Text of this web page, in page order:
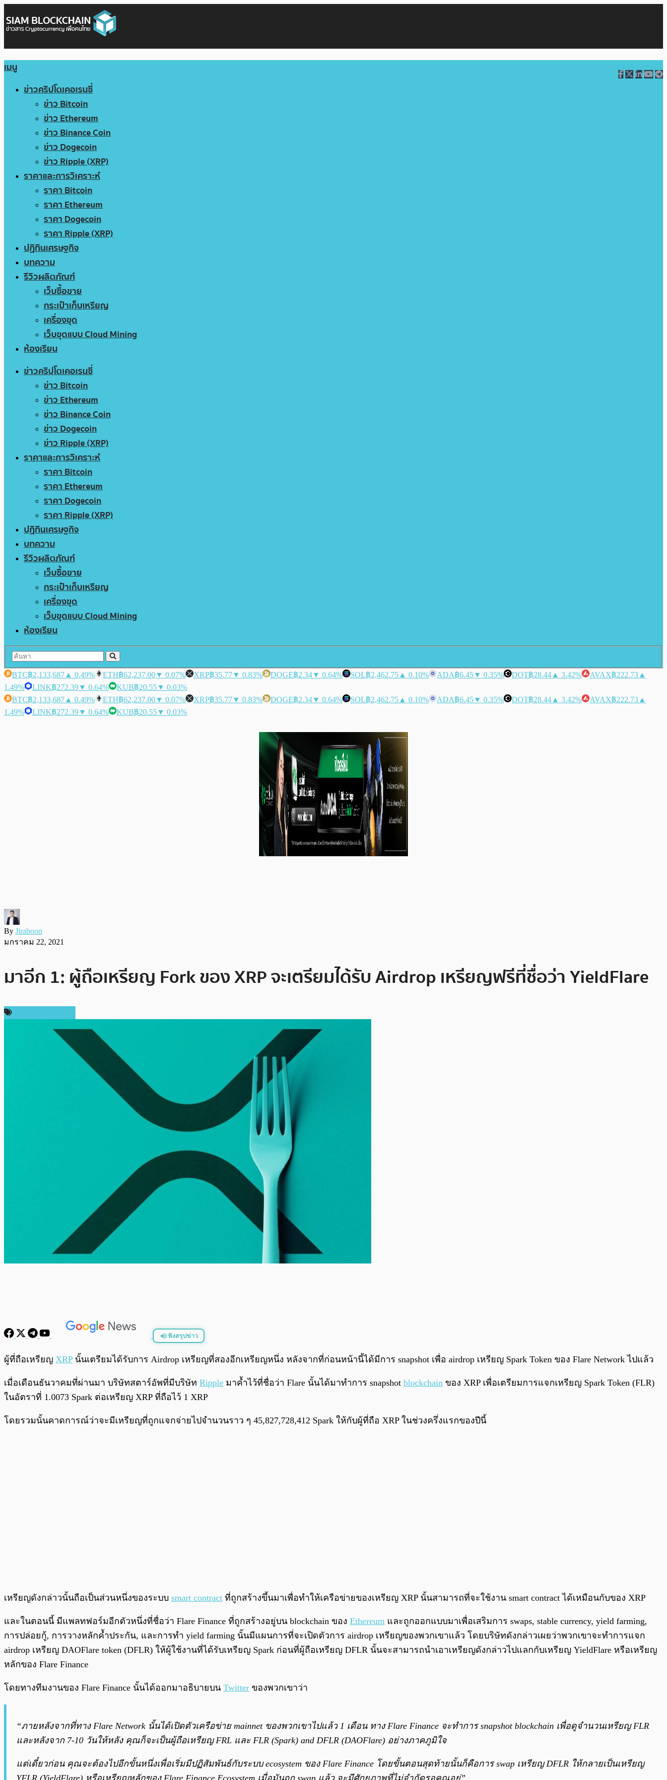
เมนู
ข่าวคริปโตเคอเรนซี่
ข่าว Bitcoin
ข่าว Ethereum
ข่าว Binance Coin
ข่าว Dogecoin
ข่าว Ripple (XRP)
ราคาและการวิเคราะห์
ราคา Bitcoin
ราคา Ethereum
ราคา Dogecoin
ราคา Ripple (XRP)
ปฏิทินเศรษฐกิจ
บทความ
รีวิวผลิตภัณฑ์
เว็บซื้อขาย
กระเป๋าเก็บเหรียญ
เครื่องขุด
เว็บขุดแบบ Cloud Mining
ห้องเรียน
ข่าวคริปโตเคอเรนซี่
ข่าว Bitcoin
ข่าว Ethereum
ข่าว Binance Coin
ข่าว Dogecoin
ข่าว Ripple (XRP)
ราคาและการวิเคราะห์
ราคา Bitcoin
ราคา Ethereum
ราคา Dogecoin
ราคา Ripple (XRP)
ปฏิทินเศรษฐกิจ
บทความ
รีวิวผลิตภัณฑ์
เว็บซื้อขาย
กระเป๋าเก็บเหรียญ
เครื่องขุด
เว็บขุดแบบ Cloud Mining
ห้องเรียน
BTC฿2,133,687 ▲ 0.49% ETH฿62,237.00▼ 0.07% XRP฿35.77▼ 0.83% DOGE฿2.34▼ 0.64% SOL฿2,462.75 ▲ 0.10% ADA฿6.45▼ 0.35% DOT฿28.44 ▲ 3.42% AVAX฿222.73 ▲
1.49%
LINK฿272.39▼ 0.64% KUB฿20.55▼ 0.03%
BTC฿2,133,687 ▲ 0.49% ETH฿62,237.00▼ 0.07% XRP฿35.77▼ 0.83% DOGE฿2.34▼ 0.64% SOL฿2,462.75 ▲ 0.10% ADA฿6.45▼ 0.35% DOT฿28.44 ▲ 3.42% AVAX฿222.73 ▲
1.49%
LINK฿272.39▼ 0.64% KUB฿20.55▼ 0.03%
By Jiraboon
มกราคม 22, 2021
มาอีก 1: ผู้ถือเหรียญ Fork ของ XRP จะเตรียมได้รับ Airdrop เหรียญฟรีที่ชื่อว่า YieldFlare
ฟังสรุปข่าว
พร้อมเล่น 0:00 0:00
ผู้ที่ถือเหรียญ XRPนั้นเตรียมได้รับการ Airdrop เหรียญที่สองอีกเหรียญหนึ่ง หลังจากที่ก่อนหน้านี้ได้มีการ snapshot เพื่อ airdrop เหรียญ Spark Token ของ Flare Network ไปแล้ว
เมื่อเดือนธันวาคมที่ผ่านมา บริษัทสตาร์อัพที่มีบริษัท Ripple มาค้ำไว้ที่ชื่อว่า Flare นั้นได้มาทำการ snapshot blockchain ของ XRP เพื่อเตรียมการแจกเหรียญ Spark Token (FLR)
ในอัตราที่ 1.0073 Spark ต่อเหรียญ XRP ที่ถือไว้ 1 XRP
โดยรวมนั้นคาดการณ์ว่าจะมีเหรียญที่ถูกแจกจ่ายไปจำนวนราว ๆ 45,827,728,412 Spark ให้กับผู้ที่ถือ XRP ในช่วงครึ่งแรกของปีนี้
เหรียญดังกล่าวนั้นถือเป็นส่วนหนึ่งของระบบ smart contract ที่ถูกสร้างขึ้นมาเพื่อทำให้เครือข่ายของเหรียญ XRP นั้นสามารถที่จะใช้งาน smart contract ได้เหมือนกับของ XRP
และในตอนนี้ มีแพลทฟอร์มอีกตัวหนึ่งที่ชื่อว่า Flare Finance ที่ถูกสร้างอยู่บน blockchain ของ Ethereum และถูกออกแบบมาเพื่อเสริมการ swaps, stable currency, yield farming,
การปล่อยกู้, การวางหลักค้ำประกัน, และการทำ yield farming นั้นมีแผนการที่จะเปิดตัวการ airdrop เหรียญของพวกเขาแล้ว โดยบริษัทดังกล่าวเผยว่าพวกเขาจะทำการแจก
airdrop เหรียญ DAOFlare token (DFLR) ให้ผู้ใช้งานที่ได้รับเหรียญ Spark ก่อนที่ผู้ถือเหรียญ DFLR นั้นจะสามารถนำเอาเหรียญดังกล่าวไปแลกกับเหรียญ YieldFlare หรือเหรียญ
หลักของ Flare Finance
โดยทางทีมงานของ Flare Finance นั้นได้ออกมาอธิบายบน Twitter ของพวกเขาว่า
“ภายหลังจากที่ทาง Flare Network นั้นได้เปิดตัวเครือข่าย mainnet ของพวกเขาไปแล้ว 1 เดือน ทาง Flare Finance จะทำการ snapshot blockchain เพื่อดูจำนวนเหรียญ FLR
และหลังจาก 7-10 วันให้หลัง คุณก็จะเป็นผู้ถือเหรียญ FRL และ FLR (Spark) and DFLR (DAOFlare) อย่างภาคภูมิใจ
แต่เดี๋ยวก่อน คุณจะต้องไปอีกขั้นหนึ่งเพื่อเริ่มมีปฏิสัมพันธ์กับระบบ ecosystem ของ Flare Finance โดยขั้นตอนสุดท้ายนั้นก็คือการ swap เหรียญ DFLR ให้กลายเป็นเหรียญ